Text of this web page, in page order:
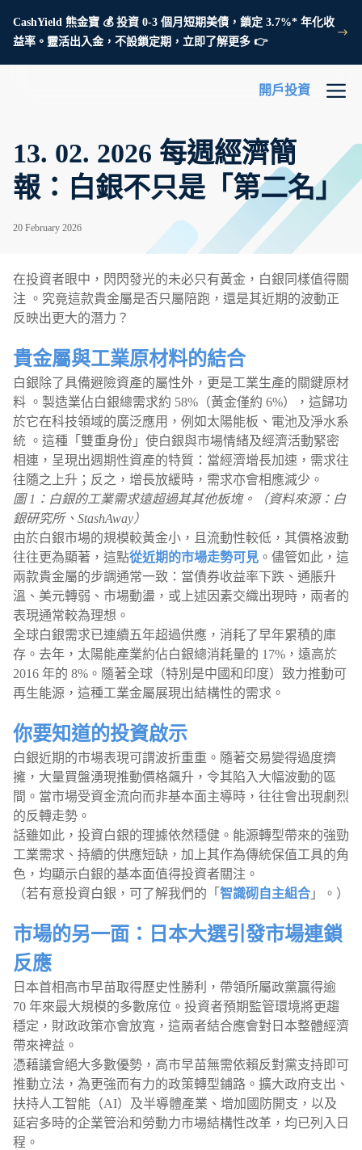
CashYield 熊金寶 💰 投資 0-3 個月短期美債，鎖定 3.7%* 年化收
益率。靈活出入金，不設鎖定期，立即了解更多 👉
開戶投資
13. 02. 2026 每週經濟簡
報：白銀不只是「第二名」
20 February 2026
在投資者眼中，閃閃發光的未必只有黃金，白銀同樣值得關
注 。究竟這款貴金屬是否只屬陪跑，還是其近期的波動正
反映出更大的潛力？
貴金屬與工業原材料的結合
白銀除了具備避險資產的屬性外，更是工業生產的關鍵原材
料 。製造業佔白銀總需求約 58%（黃金僅約 6%），這歸功
於它在科技領域的廣泛應用，例如太陽能板、電池及淨水系
統 。這種「雙重身份」使白銀與市場情緒及經濟活動緊密
相連，呈現出週期性資產的特質：當經濟增長加速，需求往
往隨之上升；反之，增長放緩時，需求亦會相應減少。
圖 1：白銀的工業需求遠超過其其他板塊。（資料來源：白
銀研究所、StashAway）
由於白銀市場的規模較黃金小，且流動性較低，其價格波動
往往更為顯著，這點從近期的市場走勢可見 。儘管如此，這
兩款貴金屬的步調通常一致：當債券收益率下跌、通脹升
溫、美元轉弱、市場動盪，或上述因素交織出現時，兩者的
表現通常較為理想。
全球白銀需求已連續五年超過供應，消耗了早年累積的庫
存。去年，太陽能產業約佔白銀總消耗量的 17%，遠高於
2016 年的 8%。隨著全球（特別是中國和印度）致力推動可
再生能源，這種工業金屬展現出結構性的需求。
你要知道的投資啟示
白銀近期的市場表現可謂波折重重。隨著交易變得過度擠
擁，大量買盤湧現推動價格飆升，令其陷入大幅波動的區
間。當市場受資金流向而非基本面主導時，往往會出現劇烈
的反轉走勢。
話雖如此，投資白銀的理據依然穩健。能源轉型帶來的強勁
工業需求、持續的供應短缺，加上其作為傳統保值工具的角
色，均顯示白銀的基本面值得投資者關注。
（若有意投資白銀，可了解我們的「 智識砌自主組合 」。）
市場的另一面：日本大選引發市場連鎖
反應
日本首相高市早苗取得歷史性勝利，帶領所屬政黨贏得逾
70 年來最大規模的多數席位。投資者預期監管環境將更趨
穩定，財政政策亦會放寬，這兩者結合應會對日本整體經濟
帶來裨益。
憑藉議會絕大多數優勢，高市早苗無需依賴反對黨支持即可
推動立法，為更強而有力的政策轉型鋪路。擴大政府支出、
扶持人工智能（AI）及半導體產業、增加國防開支，以及
延宕多時的企業管治和勞動力市場結構性改革，均已列入日
程。